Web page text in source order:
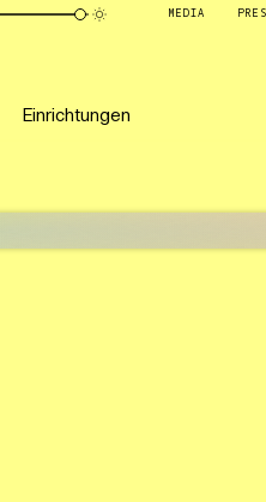
MEDIA
Einrichtungen